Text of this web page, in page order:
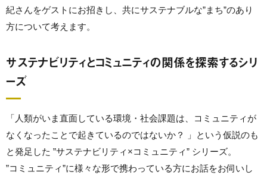
紀さんをゲストにお招きし、共にサステナブルな”まち”のあり
方について考えます。
サステナビリティとコミュニティの関係を探索するシリ
ーズ
「人類がいま直面している環境・社会課題は、コミュニティが
なくなったことで起きているのではないか？ 」という仮説のも
と発足した ”サステナビリティ×コミュニティ” シリーズ。
”コミュニティ”に様々な形で携わっている方にお話をお伺いし